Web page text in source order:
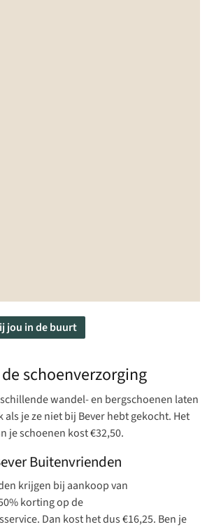
jou in de buurt
schoenverzorging
wandel- en bergschoenen laten
je ze niet bij Bever hebt gekocht. Het
je schoenen kost €32,50.
Buitenvrienden
krijgen bij aankoop van
korting op de
Dan kost het dus €16,25. Ben je